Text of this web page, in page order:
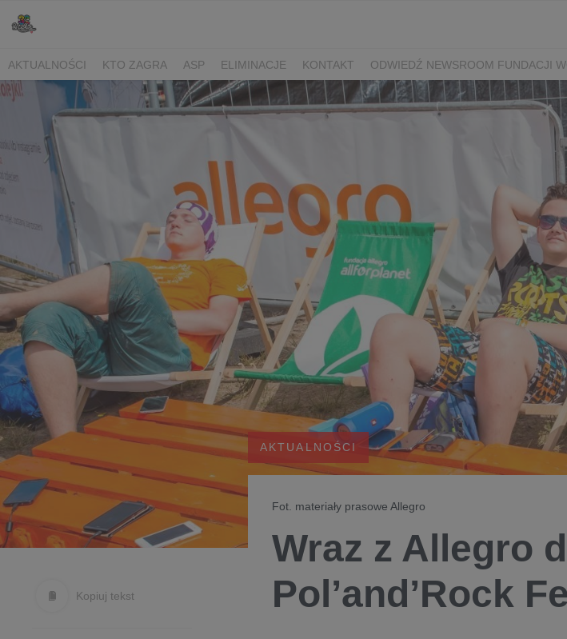
AKTUALNOŚCI KTO ZAGRA ASP ELIMINACJE KONTAKT ODWIEDŹ NEWSROOM FUNDACJI
Kopiuj tekst
AKTUALNOŚCI
Fot. materiały prasowe Allegro
Wraz z Allegro
Pol’and’Rock